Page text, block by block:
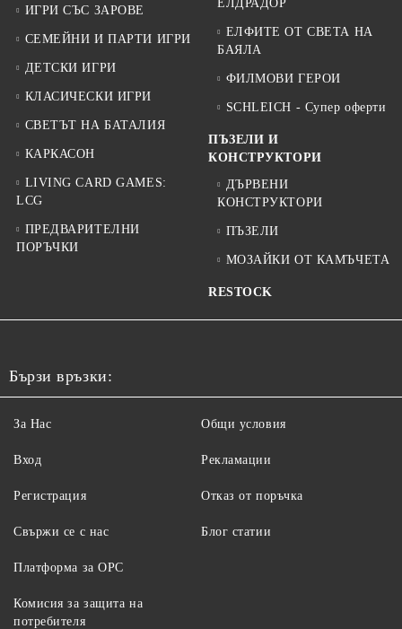
ИГРИ СЪС ЗАРОВЕ
СЕМЕЙНИ И ПАРТИ ИГРИ
ДЕТСКИ ИГРИ
КЛАСИЧЕСКИ ИГРИ
СВЕТЪТ НА БАТАЛИЯ
КАРКАСОН
LIVING CARD GAMES:
LCG
ПРЕДВАРИТЕЛНИ
ПОРЪЧКИ
ЕЛДРАДОР
ЕЛФИТЕ ОТ СВЕТА НА
БАЯЛА
ФИЛМОВИ ГЕРОИ
SCHLEICH - Супер оферти
ПЪЗЕЛИ И
КОНСТРУКТОРИ
ДЪРВЕНИ
КОНСТРУКТОРИ
ПЪЗЕЛИ
МОЗАЙКИ ОТ КАМЪЧЕТА
RESTOCK
Бързи връзки:
За Нас
Вход
Регистрация
Свържи се с нас
Общи условия
Рекламации
Отказ от поръчка
Блог статии
Платформа за ОРС
Комисия за защита на
потребителя